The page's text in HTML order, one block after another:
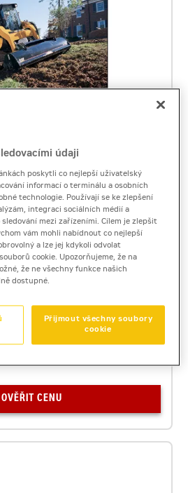
340
SSL, MTL, CWL
1321
960 / 1790 / 760 mm
42 - 86
25 - 152
2 300 Kč bez DPH
2 783 Kč s DPH
2 010 Kč bez DPH
2 432 Kč s DPH
OVĚŘIT CENU
údaji
poskytli co nejlepší uživatelský
informací o terminálu a osobních
technologie. Používají se ke zlepšení
integraci sociálních médií a
mezi zařízeními. Cílem je zlepšit
vám mohli nabídnout co nejlepší
a lze jej kdykoli odvolat
cookie. Upozorňujeme, že na
že ne všechny funkce našich
dostupné.
Přijmout všechny soubory
cookie